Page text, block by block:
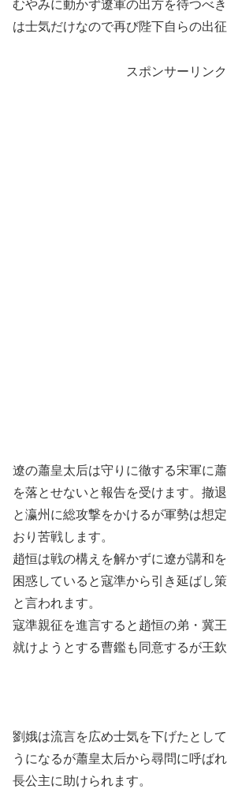
むやみに動かず遼軍の出方を待つべ
は士気だけなので再び陛下自らの出征
スポンサーリンク
遼の蕭皇太后は守りに徹する宋軍に
を落とせないと報告を受けます。撤
と瀛州に総攻撃をかけるが軍勢は想
おり苦戦します。
趙恒は戦の構えを解かずに遼が講和
困惑していると寇準から引き延ばし
と言われます。
寇準親征を進言すると趙恒の弟・冀
就けようとする曹鑑も同意するが王
劉娥は流言を広め士気を下げたとし
うになるが蕭皇太后から尋問に呼ば
長公主に助けられます。